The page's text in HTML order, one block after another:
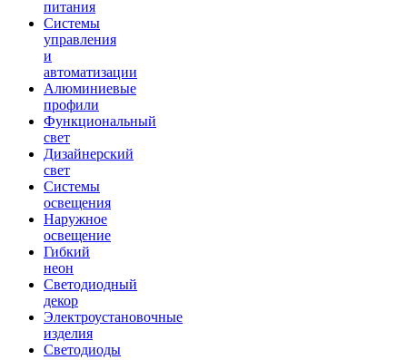
питания
Системы
управления
и
автоматизации
Алюминиевые
профили
Функциональный
свет
Дизайнерский
свет
Системы
освещения
Наружное
освещение
Гибкий
неон
Светодиодный
декор
Электроустановочные
изделия
Светодиоды